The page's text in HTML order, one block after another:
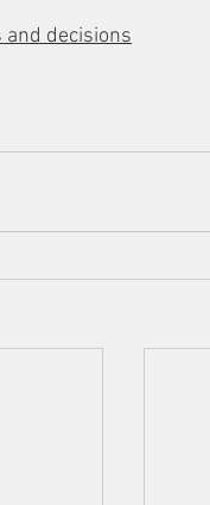
and decisions